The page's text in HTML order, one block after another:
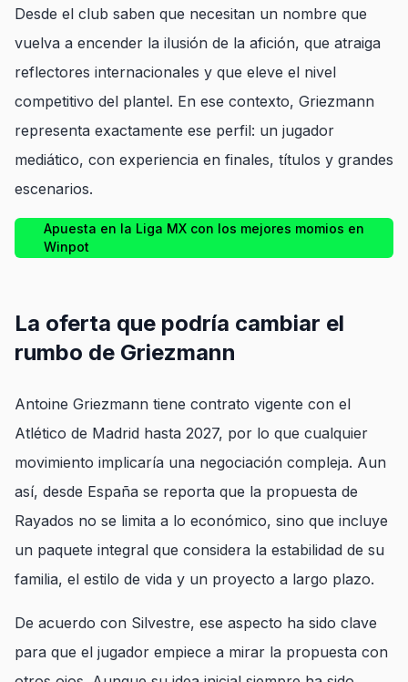
Desde el club saben que necesitan un nombre que
vuelva a encender la ilusión de la afición, que atraiga
reflectores internacionales y que eleve el nivel
competitivo del plantel. En ese contexto, Griezmann
representa exactamente ese perfil: un jugador
mediático, con experiencia en finales, títulos y grandes
escenarios.
Apuesta en la Liga MX con los mejores momios en
Winpot
La oferta que podría cambiar el
rumbo de Griezmann
Antoine Griezmann tiene contrato vigente con el
Atlético de Madrid hasta 2027, por lo que cualquier
movimiento implicaría una negociación compleja. Aun
así, desde España se reporta que la propuesta de
Rayados no se limita a lo económico, sino que incluye
un paquete integral que considera la estabilidad de su
familia, el estilo de vida y un proyecto a largo plazo.
De acuerdo con Silvestre, ese aspecto ha sido clave
para que el jugador empiece a mirar la propuesta con